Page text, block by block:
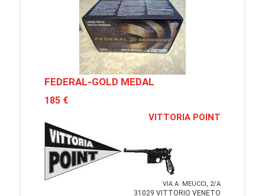
FEDERAL-GOLD MEDAL
185 €
VITTORIA POINT
VIA A. MEUCCI, 2/A
31029 VITTORIO VENETO